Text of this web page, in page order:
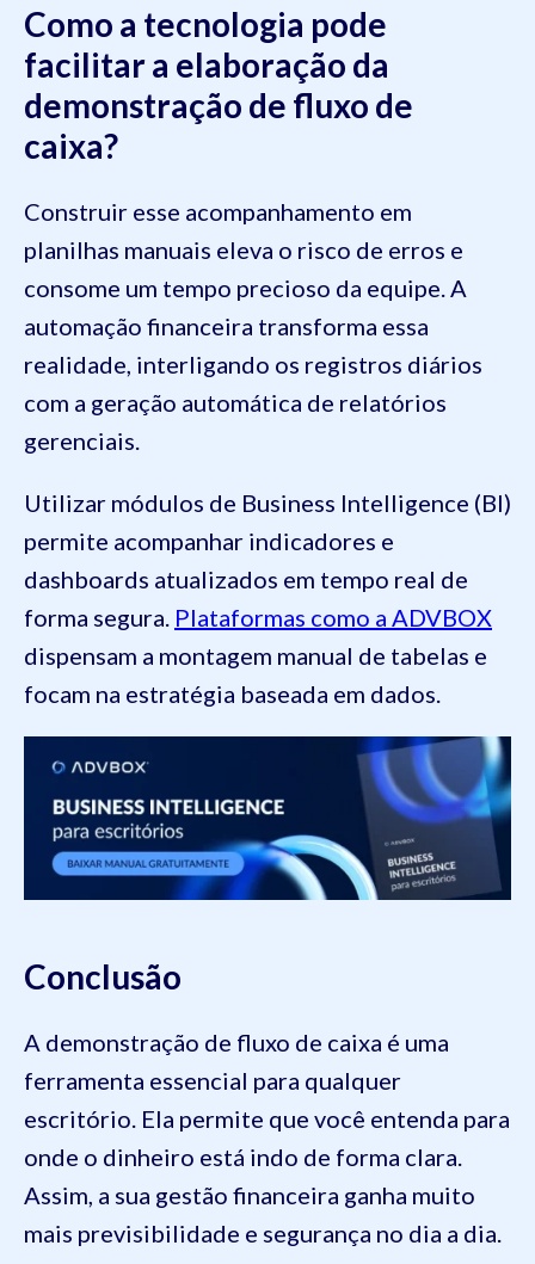
Como a tecnologia pode
facilitar a elaboração da
demonstração de fluxo de
caixa?
Construir esse acompanhamento em
planilhas manuais eleva o risco de erros e
consome um tempo precioso da equipe. A
automação financeira transforma essa
realidade, interligando os registros diários
com a geração automática de relatórios
gerenciais.
Utilizar módulos de Business Intelligence (BI)
permite acompanhar indicadores e
dashboards atualizados em tempo real de
forma segura. Plataformas como a ADVBOX
dispensam a montagem manual de tabelas e
focam na estratégia baseada em dados.
Conclusão
A demonstração de fluxo de caixa é uma
ferramenta essencial para qualquer
escritório. Ela permite que você entenda para
onde o dinheiro está indo de forma clara.
Assim, a sua gestão financeira ganha muito
mais previsibilidade e segurança no dia a dia.